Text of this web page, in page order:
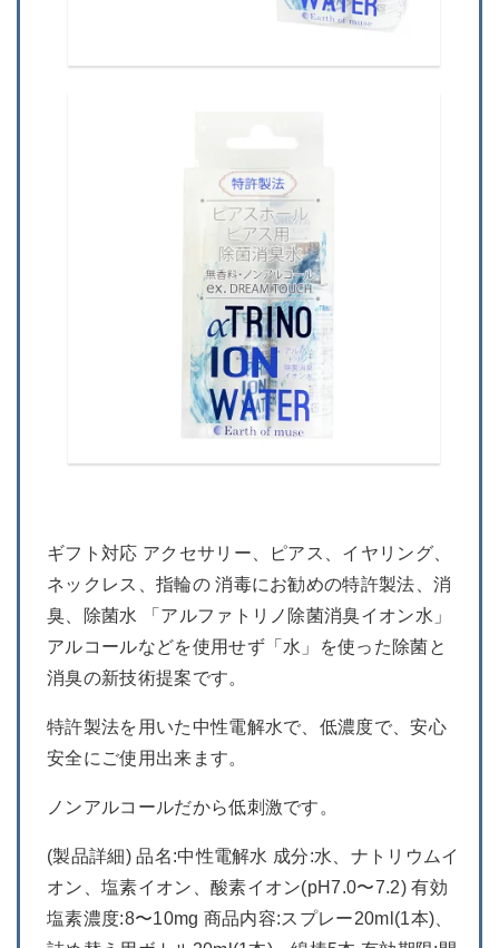
ギフト対応 アクセサリー、ピアス、イヤリング、
ネックレス、指輪の 消毒にお勧めの特許製法、消
臭、除菌水 「アルファトリノ除菌消臭イオン水」
アルコールなどを使用せず「水」を使った除菌と
消臭の新技術提案です。
特許製法を用いた中性電解水で、低濃度で、安心
安全にご使用出来ます。
ノンアルコールだから低刺激です。
(製品詳細) 品名:中性電解水 成分:水、ナトリウムイ
オン、塩素イオン、酸素イオン(pH7.0〜7.2) 有効
塩素濃度:8〜10mg 商品内容:スプレー20ml(1本)、